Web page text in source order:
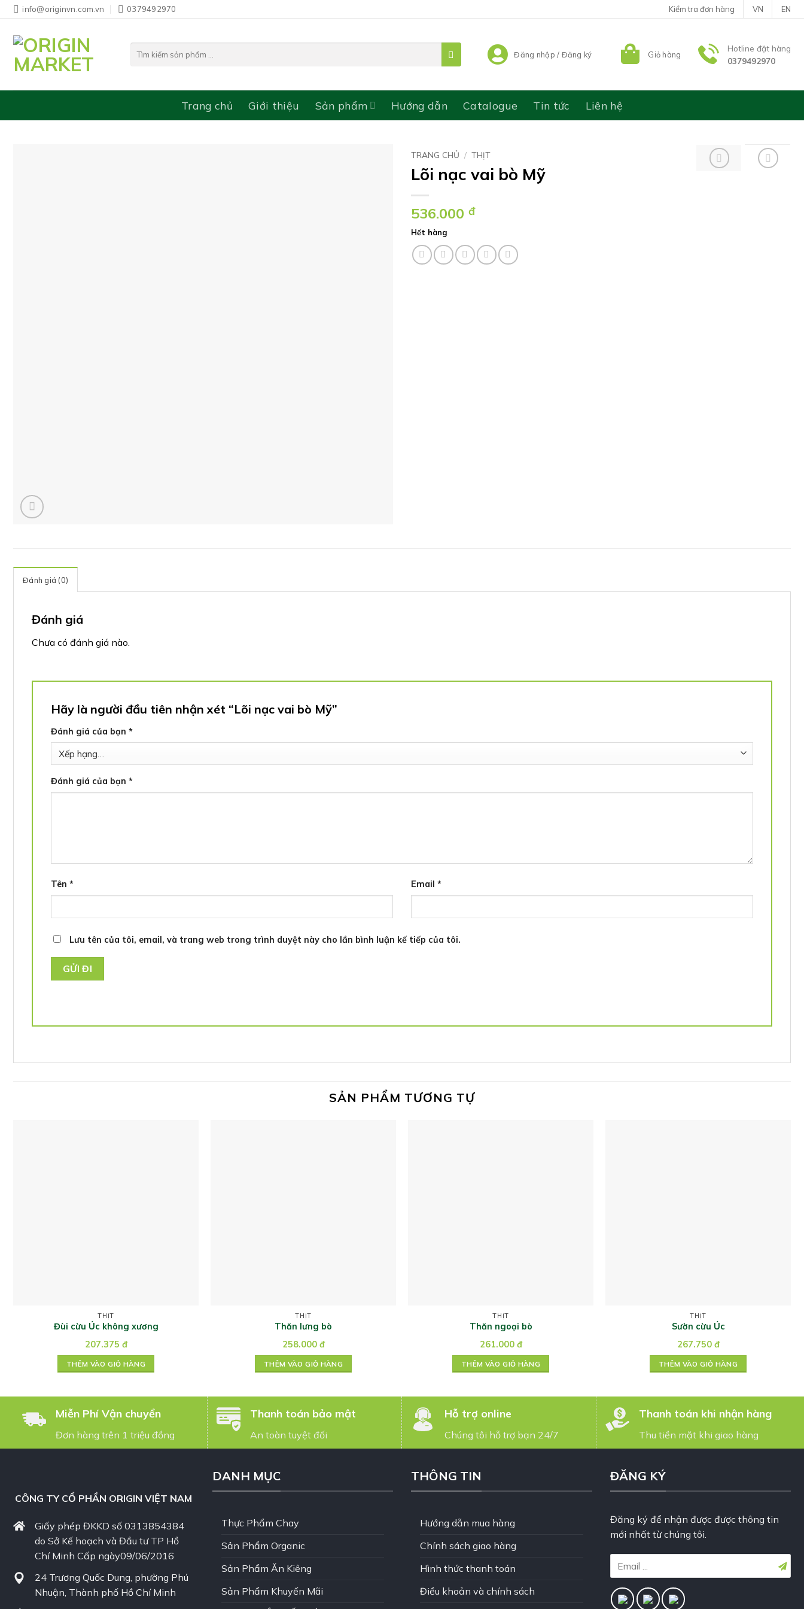
qua
info@originvn.com.vn 0379492970 Kiểm tra đơn hàng VN EN
kiếm:
Đăng nhập / Đăng ký Giỏ hàng
Hotline đặt hàng
0379492970
Trang chủ Giới thiệu Sản phẩm Hướng dẫn Catalogue Tin tức Liên hệ
TRANG CHỦ / THỊT
Lõi nạc vai bò Mỹ
536.000 đ
Hết hàng
Đánh giá (0)
Đánh giá
Chưa có đánh giá nào.
Hãy là người đầu tiên nhận xét “Lõi nạc vai bò Mỹ”
Đánh giá của bạn *
Đánh giá của bạn *
Tên * Email *
Lưu tên của tôi, email, và trang web trong trình duyệt này cho lần bình luận kế tiếp của tôi.
SẢN PHẨM TƯƠNG TỰ
THỊT
Đùi cừu Úc không xương
207.375 đ
THÊM VÀO GIỎ HÀNG
THỊT
Thăn lưng bò
258.000 đ
THÊM VÀO GIỎ HÀNG
THỊT
Thăn ngoại bò
261.000 đ
THÊM VÀO GIỎ HÀNG
THỊT
Sườn cừu Úc
267.750 đ
THÊM VÀO GIỎ HÀNG
Miễn Phí Vận chuyển
Đơn hàng trên 1 triệu đồng
Thanh toán bảo mật
An toàn tuyệt đối
Hỗ trợ online
Chúng tôi hỗ trợ bạn 24/7
Thanh toán khi nhận hàng
Thu tiền mặt khi giao hàng
CÔNG TY CỔ PHẦN ORIGIN VIỆT NAM
Giấy phép ĐKKD số 0313854384
do Sở Kế hoạch và Đầu tư TP Hồ
Chí Minh Cấp ngày09/06/2016
24 Trương Quốc Dung, phường Phú
Nhuận, Thành phố Hồ Chí Minh
DANH MỤC
Thực Phẩm Chay
Sản Phẩm Organic
Sản Phẩm Ăn Kiêng
Sản Phẩm Khuyến Mãi
THÔNG TIN
Hướng dẫn mua hàng
Chính sách giao hàng
Hình thức thanh toán
Điều khoản và chính sách
ĐĂNG KÝ
Đăng ký để nhận được được thông tin
mới nhất từ chúng tôi.